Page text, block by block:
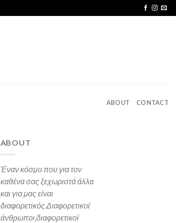
ABOUT CONTACT
ABOUT
Έναν κόσμο που για τον
καθένα σας ξεχωριστά άλλα
και για μας είναι
διαφορετικός.Διαφορετικοί
άνθρωποι,διαφορετικοί